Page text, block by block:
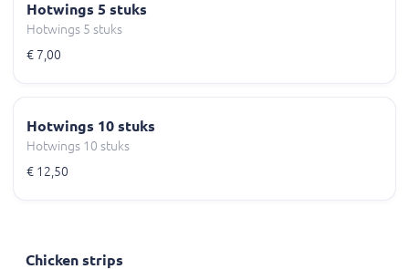
Hotwings 5 stuks
Hotwings 5 stuks
€ 7,00
Hotwings 10 stuks
Hotwings 10 stuks
€ 12,50
Chicken strips